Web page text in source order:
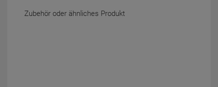
Zubehör oder ähnliches Produkt